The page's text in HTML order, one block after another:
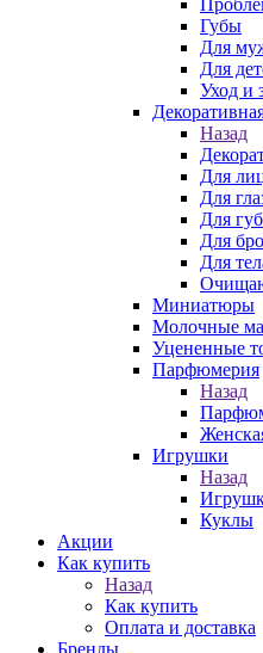
Губы
Для
Для
Уход и
Назад
Для
Для
Для губ
Для
Для
Миниатюры
Молочные
Уцененные
Парфюмерия
Назад
Игрушки
Назад
Куклы
Акции
Как купить
Назад
Как купить
Оплата и доставка
Бренды